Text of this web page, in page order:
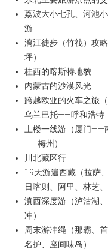
荔波大小七孔、河池
游
漓江徒步（竹筏）攻
坪）
桂西的喀斯特地貌
内蒙古的沙漠风光
跨越欧亚的火车之旅
乌兰巴托——呼和浩特
土楼一线游（厦门——
——梅州）
川北藏区行
19天游遍西藏（拉萨
日喀则、阿里、林芝
滇西深度游（泸沽湖
冲）
周末游冲绳（那霸、
名护、座间味岛）